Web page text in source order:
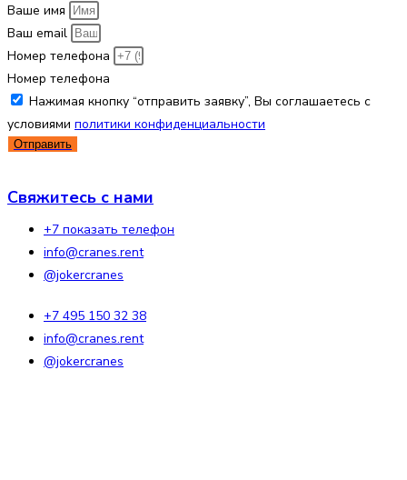
Ваше имя
Ваш email
Номер телефона
Номер телефона
Нажимая кнопку “отправить заявку”, Вы соглашаетесь с
условиями политики конфиденциальности
Отправить
Свяжитесь с нами
+7 показать телефон
info@cranes.rent
@jokercranes
+7 495 150 32 38
info@cranes.rent
@jokercranes